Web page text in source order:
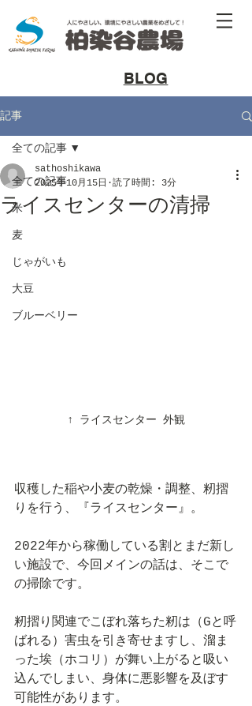
​BLOG
記事
全ての記事
米
麦
じゃがいも
大豆
ブルーベリー
全ての記事
ライスセンターの清掃
sathoshikawa
2025年10月15日
読了時間: 3分
↑ ライスセンター 外観
収穫した稲や小麦の乾燥・調整、籾摺
りを行う、『ライスセンター』。
2022年から稼働している割とまだ新し
い施設で、今回メインの話は、そこで
の掃除です。
籾摺り関連でこぼれ落ちた籾は（Gと呼
ばれる）害虫を引き寄せますし、溜ま
った埃（ホコリ）が舞い上がると吸い
込んでしまい、身体に悪影響を及ぼす
可能性があります。